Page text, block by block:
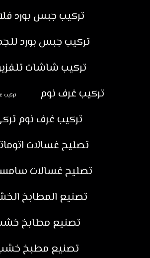
تركيب جبس بورد
تركيب جبس بورد
تركيب شاشات
تركيب غرف نوم
تركيب
تركيب غرف نوم
تصليح غسالات
تصليح غسالات
تصنيع المطابخ
تصنيع مطابخ
تصنيع مطبخ